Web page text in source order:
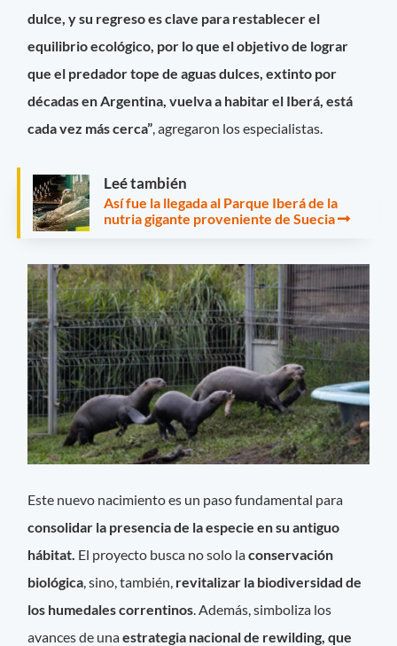
dulce, y su regreso es clave para restablecer el
equilibrio ecológico, por lo que el objetivo de lograr
que el predador tope de aguas dulces, extinto por
décadas en Argentina, vuelva a habitar el Iberá, está
cada vez más cerca”, agregaron los especialistas.
Leé también
Así fue la llegada al Parque Iberá de la
nutria gigante proveniente de Suecia
Este nuevo nacimiento es un paso fundamental para
consolidar la presencia de la especie en su antiguo
hábitat. El proyecto busca no solo laconservación
biológica, sino, también, revitalizar la biodiversidad de
los humedales correntinos. Además, simboliza los
avances de unaestrategia nacional de rewilding, que